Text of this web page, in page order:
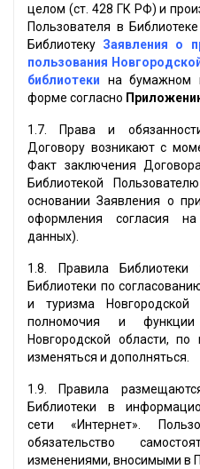
целом (ст. 428 ГК РФ) и
Пользователя в
Библиотеку Заявления о
пользования
библиотеки на бумажном
форме согласно
1.7. Права и
Договору возникают с
Факт заключения
Библиотекой
основании Заявления о
оформления согласия
данных).
1.8. Правила Библиотеки
Библиотеки по
и туризма Новгородской
полномочия и
Новгородской области,
изменяться и дополняться.
1.9. Правила
Библиотеки в
сети «Интернет».
обязательство
изменениями, вносимыми в